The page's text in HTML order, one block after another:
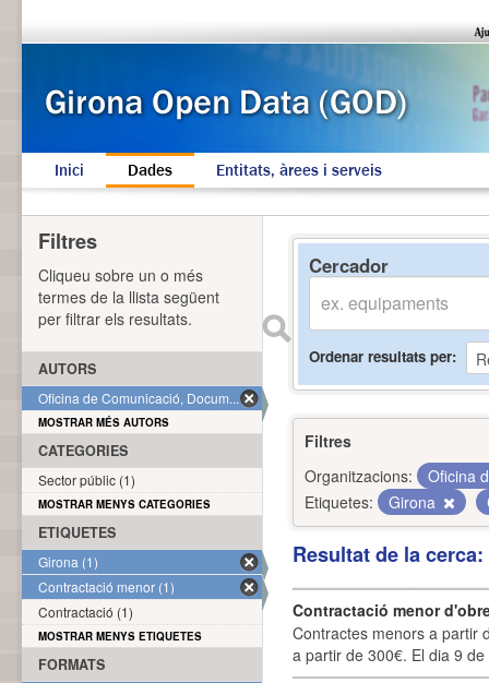
Inici Dades Entitats, àrees i serveis
Cercador
Ordenar resultats per
Filtres
Organitzacions:
Oficina
Etiquetes:
Girona
Resultat de la
Contractació menor
Contractes menors a partir
a partir de 300€. El dia 9
Filtres
Cliqueu sobre un o més
termes de la llista següent
per filtrar els resultats.
AUTORS
Oficina de Comunicació, Docum... (1)
MOSTRAR MÉS AUTORS
CATEGORIES
Sector públic (1)
MOSTRAR MENYS CATEGORIES
ETIQUETES
Girona (1)
Contractació menor (1)
Contractació (1)
MOSTRAR MENYS ETIQUETES
FORMATS